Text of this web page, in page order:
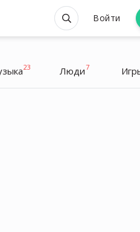
Войти
23 Люди7